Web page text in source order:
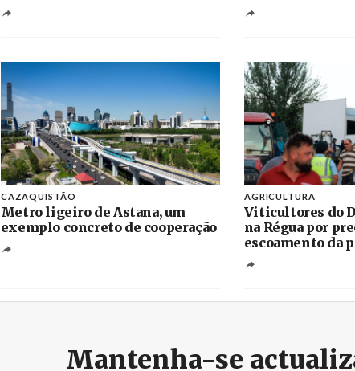
CAZAQUISTÃO
Metro ligeiro de Astana, um
exemplo concreto de cooperação
AGRICULTURA
Viticultores do
na Régua por
escoamento da
Mantenha-se